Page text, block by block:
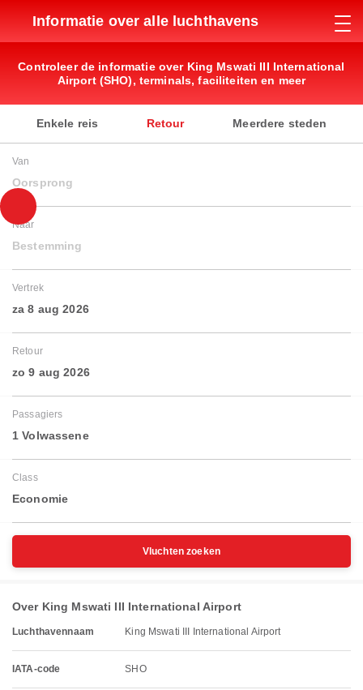
Informatie over alle luchthavens
Controleer de informatie over King Mswati III International
Airport (SHO), terminals, faciliteiten en meer
Enkele reis Retour Meerdere steden
Van
Oorsprong
Naar
Bestemming
Vertrek
za 8 aug 2026
Retour
zo 9 aug 2026
Passagiers
1 Volwassene
Class
Economie
Vluchten zoeken
Over King Mswati III International Airport
Luchthavennaam King Mswati III International Airport
IATA-code SHO